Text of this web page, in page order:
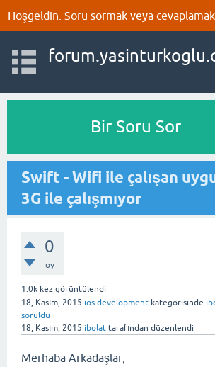
Hoşgeldin. Soru sormak veya
Bir Soru Sor
Swift - Wifi ile çalışan
3G ile çalışmıyor
0
oy
1.0k kez görüntülendi
18, Kasım, 2015 ios development kategorisinde
soruldu
18, Kasım, 2015 ibolat tarafından düzenlendi
Merhaba Arkadaşlar;